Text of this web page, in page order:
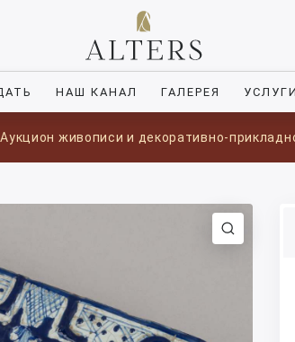
НАШ КАНАЛ ГАЛЕРЕЯ
живописи и декоративно-